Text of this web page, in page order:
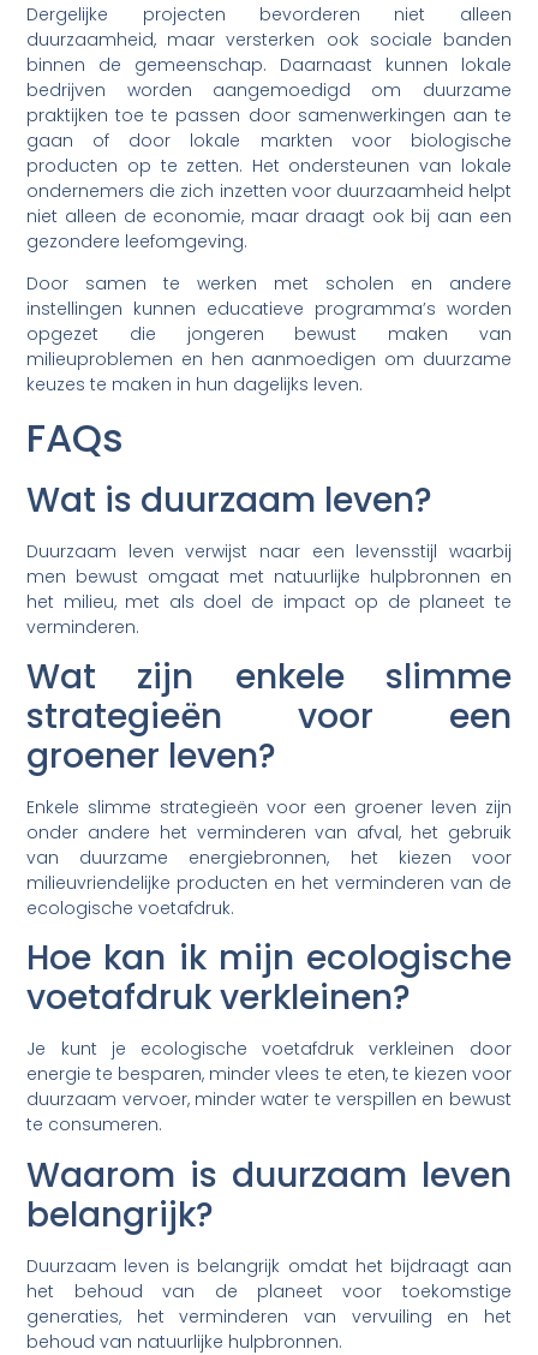
Dergelijke projecten bevorderen niet alleen
duurzaamheid, maar versterken ook sociale banden
binnen de gemeenschap. Daarnaast kunnen lokale
bedrijven worden aangemoedigd om duurzame
praktijken toe te passen door samenwerkingen aan te
gaan of door lokale markten voor biologische
producten op te zetten. Het ondersteunen van lokale
ondernemers die zich inzetten voor duurzaamheid helpt
niet alleen de economie, maar draagt ook bij aan een
gezondere leefomgeving.
Door samen te werken met scholen en andere
instellingen kunnen educatieve programma’s worden
opgezet die jongeren bewust maken van
milieuproblemen en hen aanmoedigen om duurzame
keuzes te maken in hun dagelijks leven.
FAQs
Wat is duurzaam leven?
Duurzaam leven verwijst naar een levensstijl waarbij
men bewust omgaat met natuurlijke hulpbronnen en
het milieu, met als doel de impact op de planeet te
verminderen.
Wat zijn enkele slimme
strategieën voor een
groener leven?
Enkele slimme strategieën voor een groener leven zijn
onder andere het verminderen van afval, het gebruik
van duurzame energiebronnen, het kiezen voor
milieuvriendelijke producten en het verminderen van de
ecologische voetafdruk.
Hoe kan ik mijn ecologische
voetafdruk verkleinen?
Je kunt je ecologische voetafdruk verkleinen door
energie te besparen, minder vlees te eten, te kiezen voor
duurzaam vervoer, minder water te verspillen en bewust
te consumeren.
Waarom is duurzaam leven
belangrijk?
Duurzaam leven is belangrijk omdat het bijdraagt aan
het behoud van de planeet voor toekomstige
generaties, het verminderen van vervuiling en het
behoud van natuurlijke hulpbronnen.